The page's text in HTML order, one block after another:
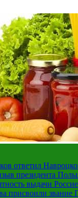
ответил
президента
выдачи
присвоили звание